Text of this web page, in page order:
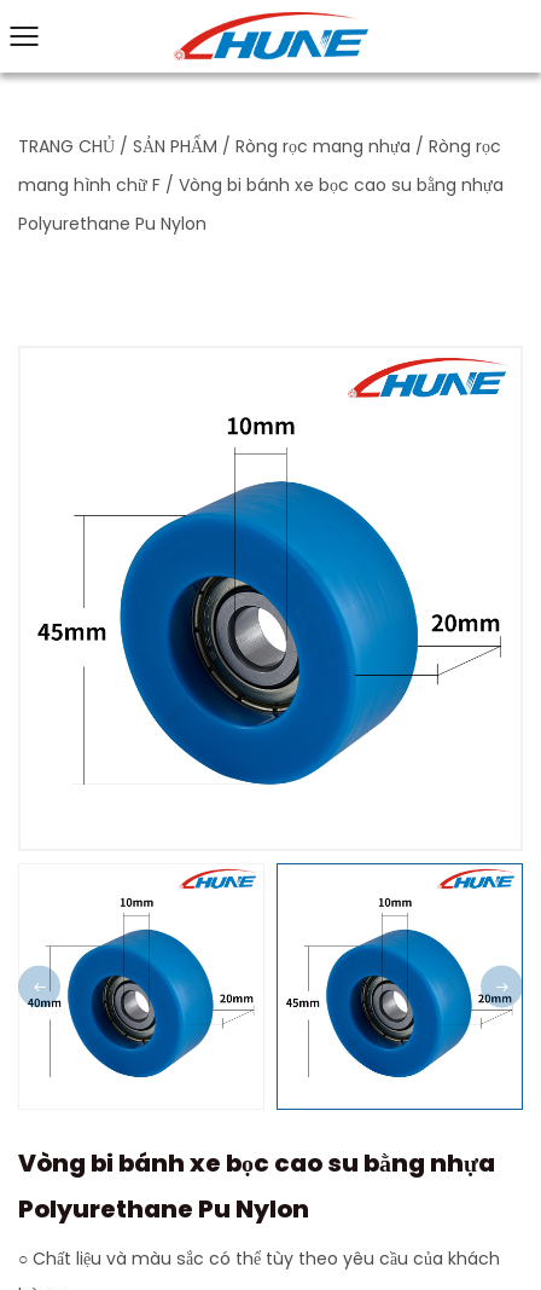
TRANG CHỦ / SẢN PHẨM / Ròng rọc mang nhựa / Ròng rọc
mang hình chữ F / Vòng bi bánh xe bọc cao su bằng nhựa
Polyurethane Pu Nylon
Vòng bi bánh xe bọc cao su bằng nhựa
Polyurethane Pu Nylon
○ Chất liệu và màu sắc có thể tùy theo yêu cầu của khách